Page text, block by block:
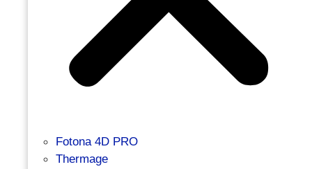
Fotona 4D PRO
Thermage